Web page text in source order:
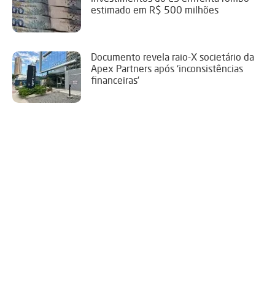
estimado em R$ 500 milhões
Documento revela raio-X societário da
Apex Partners após ‘inconsistências
financeiras’